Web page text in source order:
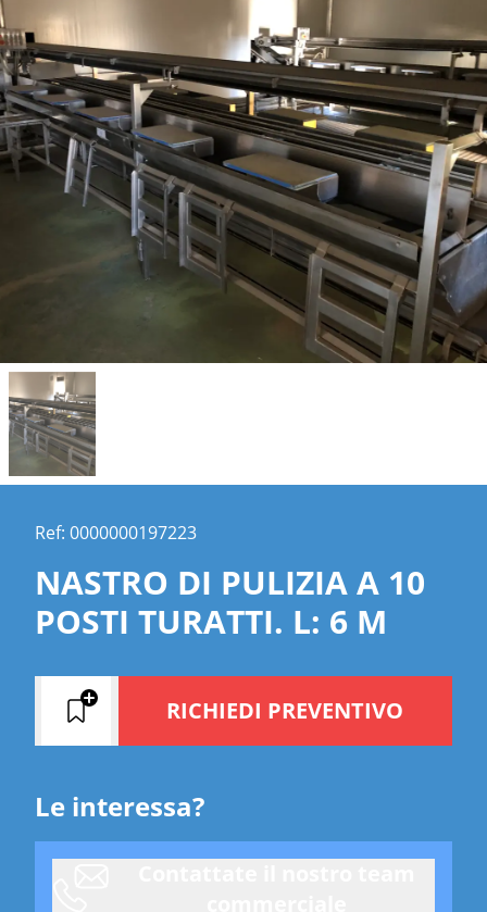
Ref: 0000000197223
NASTRO DI PULIZIA A 10
POSTI TURATTI. L: 6 M
RICHIEDI PREVENTIVO
Le interessa?